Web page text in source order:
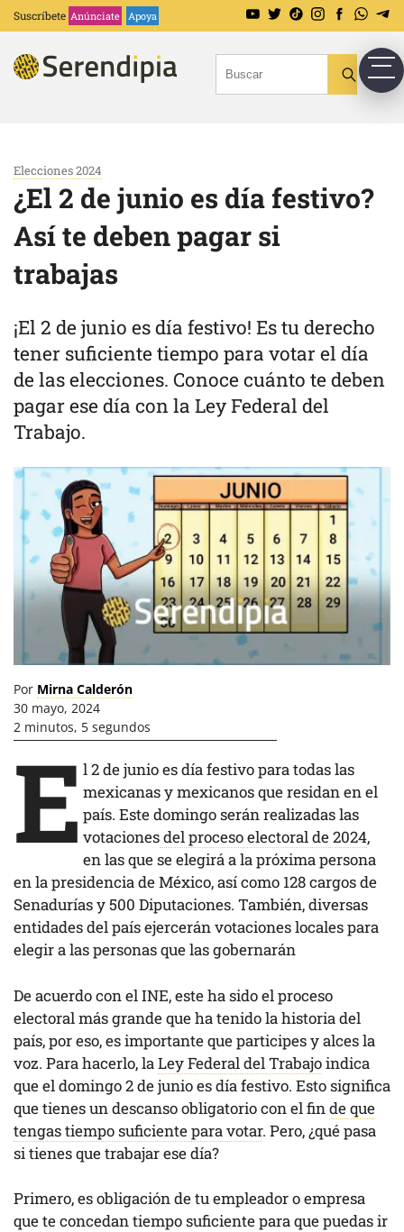
Suscríbete Anúnciate Apoya
Elecciones 2024
¿El 2 de junio es día festivo?
Así te deben pagar si
trabajas
¡El 2 de junio es día festivo! Es tu derecho
tener suficiente tiempo para votar el día
de las elecciones. Conoce cuánto te deben
pagar ese día con la Ley Federal del
Trabajo.
Por Mirna Calderón
30 mayo, 2024
2 minutos, 5 segundos
E l 2 de junio es día festivo para todas las
mexicanas y mexicanos que residan en el
país. Este domingo serán realizadas las
votacionesdel proceso electoral de 2024,
en las que se elegirá a la próxima persona
en la presidencia de México, así como 128 cargos de
Senadurías y 500 Diputaciones. También, diversas
entidades del país ejercerán votaciones locales para
elegir a las personas que las gobernarán
De acuerdo con el INE, este ha sido el proceso
electoral más grande que ha tenido la historia del
país, por eso, es importante que participes y alces la
voz. Para hacerlo, la Ley Federal del Trabajoindica
que el domingo 2 de junio es día festivo. Esto significa
que tienes un descanso obligatorio con el fin de que
tengas tiempo suficiente para votar. Pero, ¿qué pasa
si tienes que trabajar ese día?
Primero, es obligación de tu empleador o empresa
que te concedan tiempo suficiente para que puedas ir